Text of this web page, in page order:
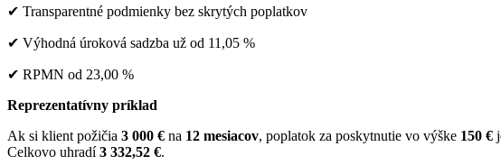
✔ Transparentné podmienky bez skrytých poplatkov
✔ Výhodná úroková sadzba už od 11,05 %
✔ RPMN od 23,00 %
Reprezentatívny príklad
Ak si klient požičia 3 000 € na 12 mesiacov, poplatok za poskytnutie vo výške 150 €
Celkovo uhradí3 332,52 €.